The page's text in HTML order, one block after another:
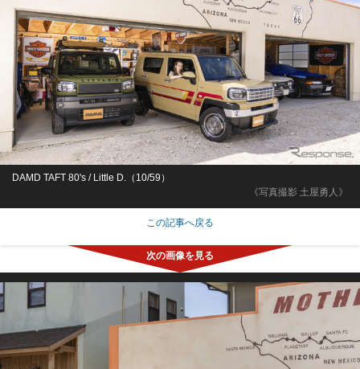
《写真撮影 土屋勇人》
DAMD TAFT 80's / Little D.（10/59）
この記事へ戻る